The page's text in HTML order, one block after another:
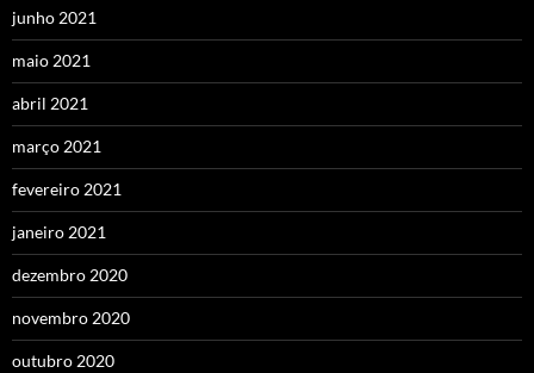
junho 2021
maio 2021
abril 2021
março 2021
fevereiro 2021
janeiro 2021
dezembro 2020
novembro 2020
outubro 2020